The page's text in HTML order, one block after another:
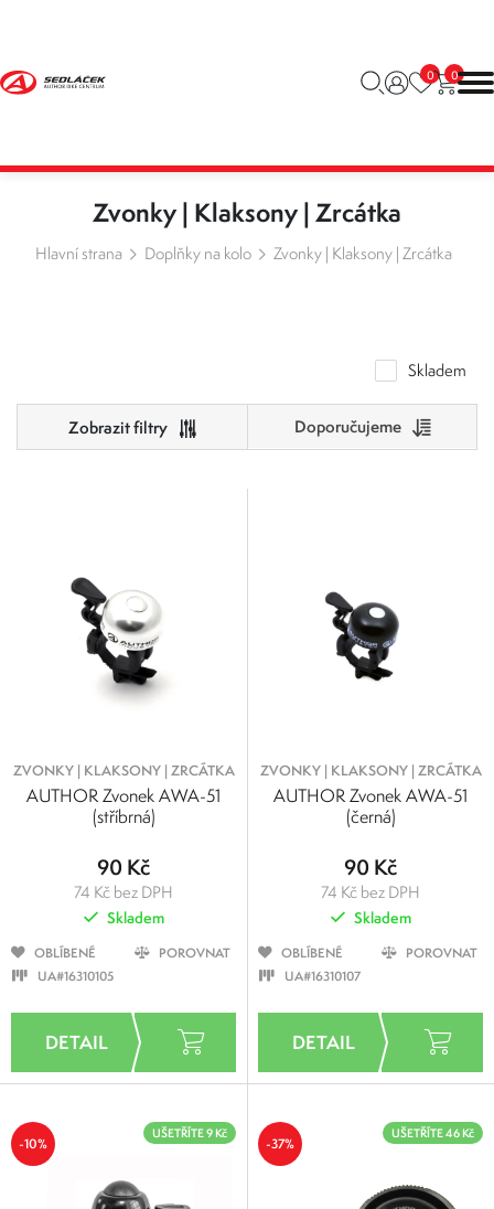
0 0
Zvonky | Klaksony | Zrcátka
Hlavní strana Doplňky na kolo Zvonky | Klaksony | Zrcátka
Skladem
Doporučujeme
FORCE
Cateye
Author
ZVONKY | KLAKSONY | ZRCÁTKA
AUTHOR Zvonek AWA-51
(stříbrná)
90 Kč
74 Kč bez DPH
Skladem
OBLÍBENÉ
POROVNAT
UA#16310105
ZVONKY | KLAKSONY | ZRCÁTKA
AUTHOR Zvonek AWA-51
(černá)
90 Kč
74 Kč bez DPH
Skladem
OBLÍBENÉ
POROVNAT
UA#16310107
-10%
UŠETŘÍTE 9 Kč
-37%
UŠETŘÍTE 46 Kč